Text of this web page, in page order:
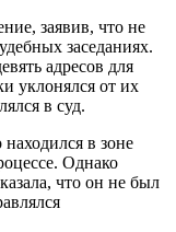
заявив, что не
заседаниях.
адресов для
уклонялся от их
в суд.
в зоне
Однако
что он не был